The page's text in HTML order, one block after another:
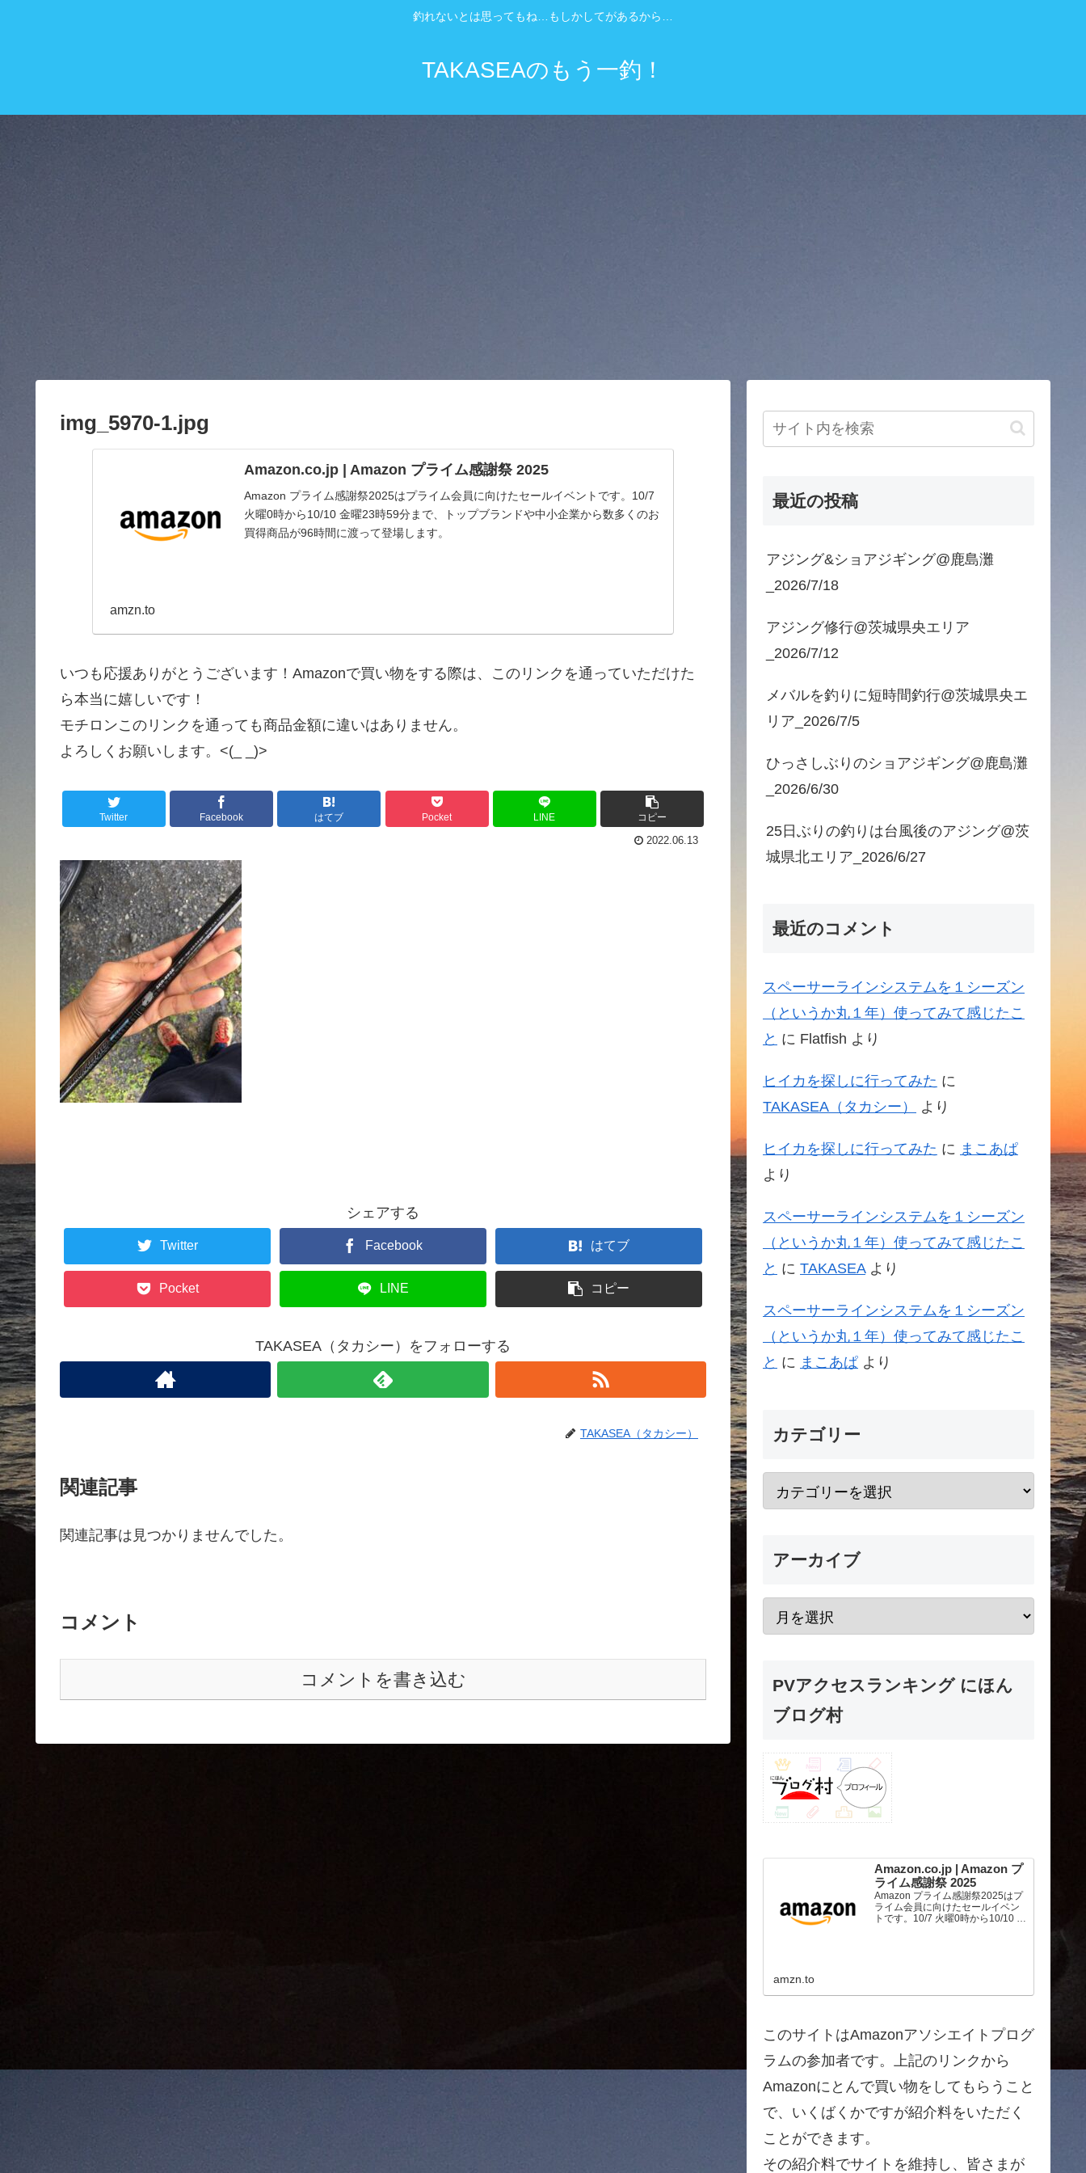
釣れないとは思ってもね…もしかしてがあるから…
TAKASEAのもう一釣！
img_5970-1.jpg
Amazon.co.jp | Amazon プライム感謝祭 2025
Amazon プライム感謝祭2025はプライム会員に向けたセールイベントです。10/7
火曜0時から10/10 金曜23時59分まで、トップブランドや中小企業から数多くのお
買得商品が96時間に渡って登場します。
amzn.to
いつも応援ありがとうございます！Amazonで買い物をする際は、このリンクを通っていただけた
ら本当に嬉しいです！
モチロンこのリンクを通っても商品金額に違いはありません。
よろしくお願いします。<(_ _)>
Twitter Facebook はてブ Pocket LINE コピー
2022.06.13
シェアする
Twitter Facebook はてブ
Pocket LINE コピー
TAKASEA（タカシー）をフォローする
TAKASEA（タカシー）
関連記事
関連記事は見つかりませんでした。
コメント
コメントを書き込む
最近の投稿
アジング&ショアジギング@鹿島灘
_2026/7/18
アジング修行@茨城県央エリア
_2026/7/12
メバルを釣りに短時間釣行@茨城県央エ
リア_2026/7/5
ひっさしぶりのショアジギング@鹿島灘
_2026/6/30
25日ぶりの釣りは台風後のアジング@茨
城県北エリア_2026/6/27
最近のコメント
スペーサーラインシステムを１シーズン
（というか丸１年）使ってみて感じたこ
と に Flatfish より
ヒイカを探しに行ってみた に
TAKASEA（タカシー）
より
ヒイカを探しに行ってみた に まこあぱ
より
スペーサーラインシステムを１シーズン
（というか丸１年）使ってみて感じたこ
と に TAKASEAより
スペーサーラインシステムを１シーズン
（というか丸１年）使ってみて感じたこ
と に まこあぱ より
カテゴリー
アーカイブ
PVアクセスランキング にほん
ブログ村
Amazon.co.jp | Amazon プ
ライム感謝祭 2025
Amazon プライム感謝祭2025はプ
ライム会員に向けたセールイベン
トです。10/7 火曜0時から10/10 金
amzn.to
このサイトはAmazonアソシエイトプログ
ラムの参加者です。上記のリンクから
Amazonにとんで買い物をしてもらうこと
で、いくばくかですが紹介料をいただく
ことができます。
その紹介料でサイトを維持し、皆さまが